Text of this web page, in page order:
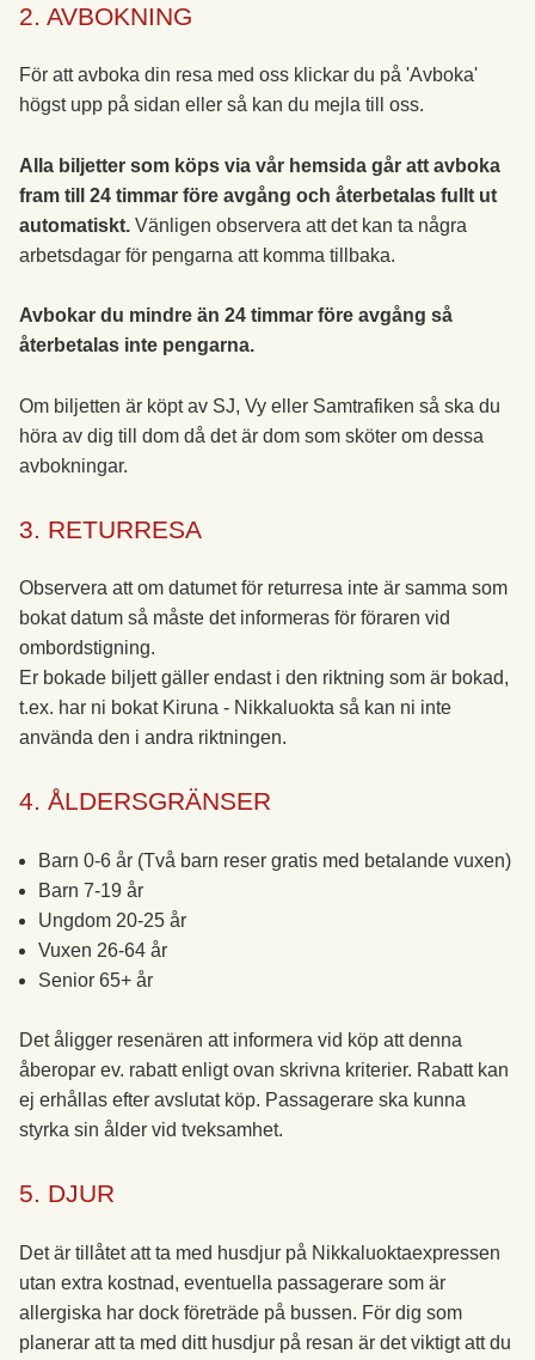
2. AVBOKNING
För att avboka din resa med oss klickar du på 'Avboka'
högst upp på sidan eller så kan du mejla till oss.
Alla biljetter som köps via vår hemsida går att avboka
fram till 24 timmar före avgång och återbetalas fullt ut
automatiskt. Vänligen observera att det kan ta några
arbetsdagar för pengarna att komma tillbaka.
Avbokar du mindre än 24 timmar före avgång så
återbetalas inte pengarna.
Om biljetten är köpt av SJ, Vy eller Samtrafiken så ska du
höra av dig till dom då det är dom som sköter om dessa
avbokningar.
3. RETURRESA
Observera att om datumet för returresa inte är samma som
bokat datum så måste det informeras för föraren vid
ombordstigning.
Er bokade biljett gäller endast i den riktning som är bokad,
t.ex. har ni bokat Kiruna - Nikkaluokta så kan ni inte
använda den i andra riktningen.
4. ÅLDERSGRÄNSER
Barn 0-6 år (Två barn reser gratis med betalande vuxen)
Barn 7-19 år
Ungdom 20-25 år
Vuxen 26-64 år
Senior 65+ år
Det åligger resenären att informera vid köp att denna
åberopar ev. rabatt enligt ovan skrivna kriterier. Rabatt kan
ej erhållas efter avslutat köp. Passagerare ska kunna
styrka sin ålder vid tveksamhet.
5. DJUR
Det är tillåtet att ta med husdjur på Nikkaluoktaexpressen
utan extra kostnad, eventuella passagerare som är
allergiska har dock företräde på bussen. För dig som
planerar att ta med ditt husdjur på resan är det viktigt att du